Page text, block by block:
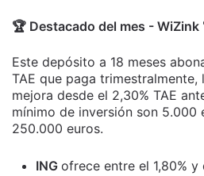
🏆 Destacado del mes - WiZink
Este depósito a 18 meses
TAE que paga trimestralmente,
mejora desde el 2,30% TAE
mínimo de inversión son 5.000
250.000 euros.
ING ofrece entre el 1,80% y